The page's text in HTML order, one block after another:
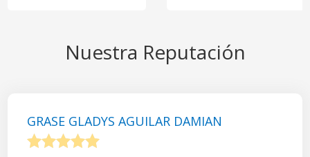
Nuestra Reputación
GRASE GLADYS AGUILAR DAMIAN